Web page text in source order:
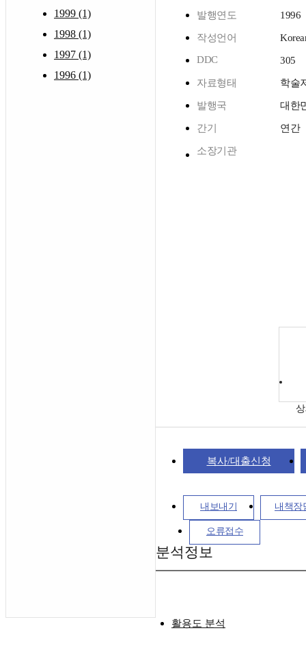
1999 (1)
1998 (1)
1997 (1)
1996 (1)
발행연도 1996
작성언어
DDC
305
자료형태 학술
발행국 대한
간기 연간
소장기관
복사/대출신청
내보내기 내책장
오류접수
분석정보
활용도 분석